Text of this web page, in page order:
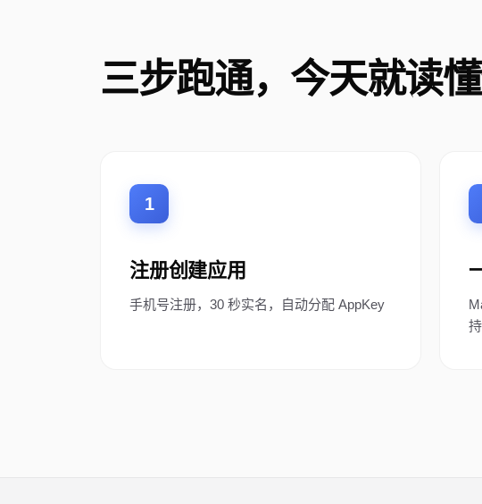
TMPDIR=$(mktemp -d)
── STEP 4 — EXTRACT & INSTALL ──
unzip -o "$TMPDIR/skill.zip" -
# If both fail → not a valid ZIP.
# ZIP may nest files in a
SKILL_PATH=$(find "$TMPDIR/
三步跑通，今天就读
1
注册创建应用
手机号注册，30 秒实名，自动分配 AppKey